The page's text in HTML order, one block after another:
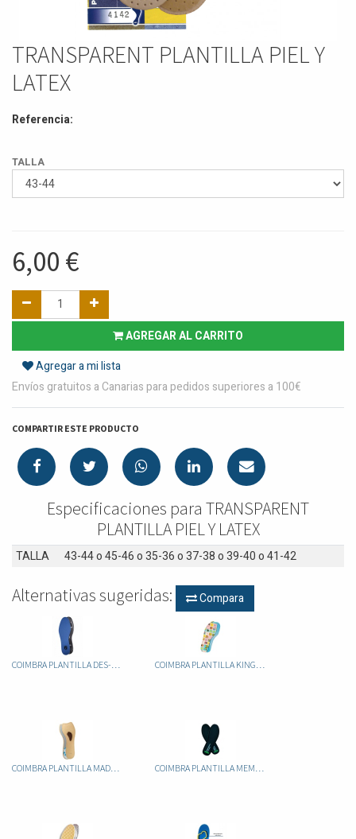
TRANSPARENT PLANTILLA PIEL Y
LATEX
Referencia:
TALLA
6,00 €
AGREGAR AL CARRITO
Agregar a mi lista
Envíos gratuitos a Canarias para pedidos superiores a 100€
COMPARTIR ESTE PRODUCTO
Especificaciones para TRANSPARENT
PLANTILLA PIEL Y LATEX
TALLA 43-44o45-46o35-36o37-38o39-40o41-42
Alternativas sugeridas: Compara
COIMBRA PLANTILLA DES-ODOR PLUS CONTROL (RECORTABLE) COIMBRA PLANTILLA KINGU INFANTIL RECORTABLE
COIMBRA PLANTILLA MADAME COIMBRA PLANTILLA MEMORY FOAM